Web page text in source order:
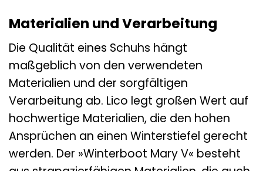
Materialien und Verarbeitung
Die Qualität eines Schuhs hängt
maßgeblich von den verwendeten
Materialien und der sorgfältigen
Verarbeitung ab. Lico legt großen Wert auf
hochwertige Materialien, die den hohen
Ansprüchen an einen Winterstiefel gerecht
werden. Der »Winterboot Mary V« besteht